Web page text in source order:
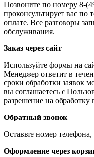
Позвоните по номеру 8-
проконсультирует вас по
оплате. Все разговоры
обслуживания.
Заказ через сайт
Используйте формы на
Менеджер ответит в
сроки обработки заявок
вы соглашаетесь с
разрешение на
Обратный звонок
Оставьте номер
Оформление через